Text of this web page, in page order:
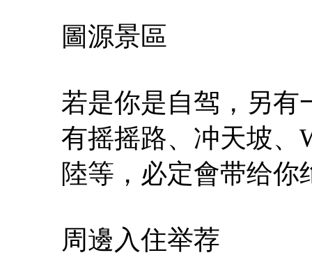
圖源景區
若是你是自驾，另有
有摇摇路、冲天坡、
陸等，必定會带给
周邊入住举荐